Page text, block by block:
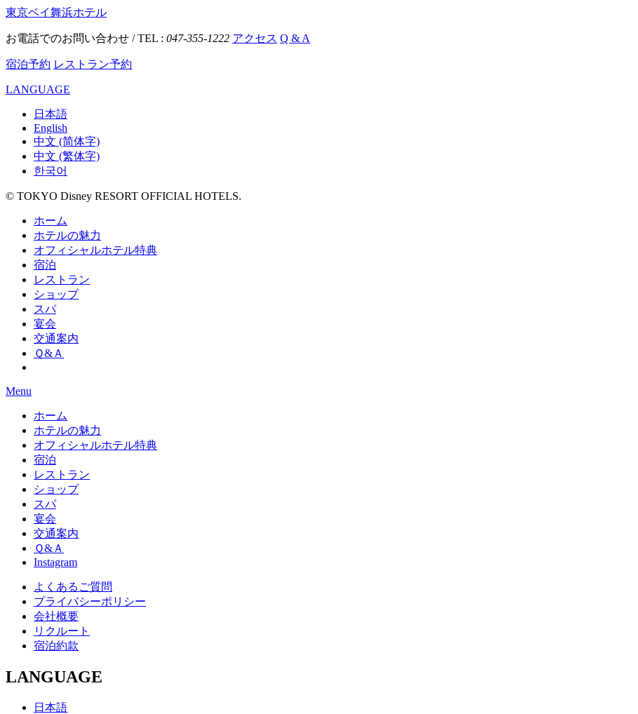
東京ベイ舞浜ホテル
お電話でのお問い合わせ / TEL : 047-355-1222 アクセス Q & A
宿泊予約 レストラン予約
LANGUAGE
日本語
English
中文 (简体字)
中文 (繁体字)
한국어
© TOKYO Disney RESORT OFFICIAL HOTELS.
ホーム
ホテルの魅力
オフィシャルホテル特典
宿泊
レストラン
ショップ
スパ
宴会
交通案内
Ｑ&Ａ
Menu
ホーム
ホテルの魅力
オフィシャルホテル特典
宿泊
レストラン
ショップ
スパ
宴会
交通案内
Ｑ&Ａ
Instagram
よくあるご質問
プライバシーポリシー
会社概要
リクルート
宿泊約款
LANGUAGE
日本語